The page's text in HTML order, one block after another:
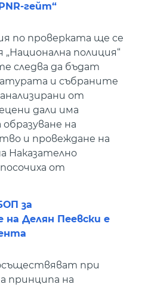
гейт“
по проверката ще се
„Национална полиция“
следва да бъдат
и събраните
от
дали има
на
и провеждане на
Наказателно
от
за
Делян Пеевски е
при
принципа на